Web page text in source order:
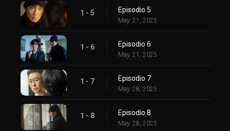
1 - 5 Episodio 5
May. 21, 2025
1 - 6 Episodio 6
May. 21, 2025
1 - 7 Episodio 7
May. 28, 2025
1 - 8 Episodio 8
May. 28, 2025